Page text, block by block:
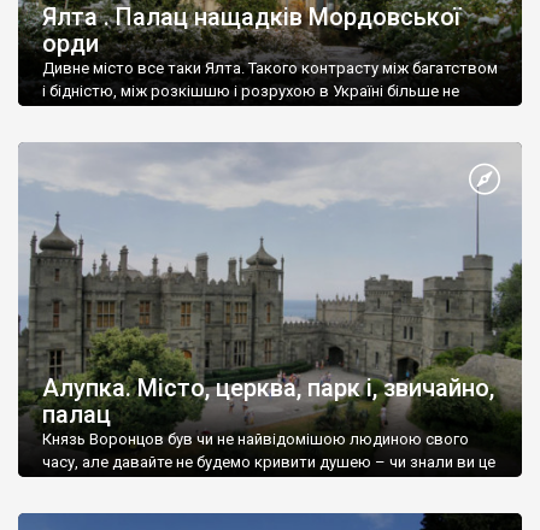
Ялта . Палац нащадків Мордовської
орди
Дивне місто все таки Ялта. Такого контрасту між багатством
і бідністю, між розкішшю і розрухою в Україні більше не
Алупка. Місто, церква, парк і, звичайно,
палац
Князь Воронцов був чи не найвідомішою людиною свого
часу, але давайте не будемо кривити душею – чи знали ви це